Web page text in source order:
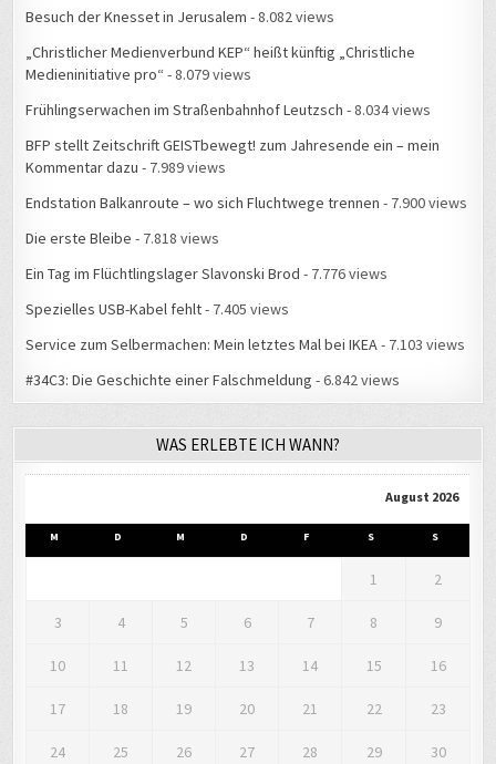
Besuch der Knesset in Jerusalem - 8.082 views
„Christlicher Medienverbund KEP“ heißt künftig „Christliche
Medieninitiative pro“ - 8.079 views
Frühlingserwachen im Straßenbahnhof Leutzsch - 8.034 views
BFP stellt Zeitschrift GEISTbewegt! zum Jahresende ein – mein
Kommentar dazu - 7.989 views
Endstation Balkanroute – wo sich Fluchtwege trennen - 7.900 views
Die erste Bleibe - 7.818 views
Ein Tag im Flüchtlingslager Slavonski Brod - 7.776 views
Spezielles USB-Kabel fehlt- 7.405 views
Service zum Selbermachen: Mein letztes Mal bei IKEA- 7.103 views
#34C3: Die Geschichte einer Falschmeldung - 6.842 views
WAS ERLEBTE ICH WANN?
August 2026
M D M D F S S
1 2
3 4 5 6 7 8 9
10 11 12 13 14 15 16
17 18 19 20 21 22 23
24 25 26 27 28 29 30